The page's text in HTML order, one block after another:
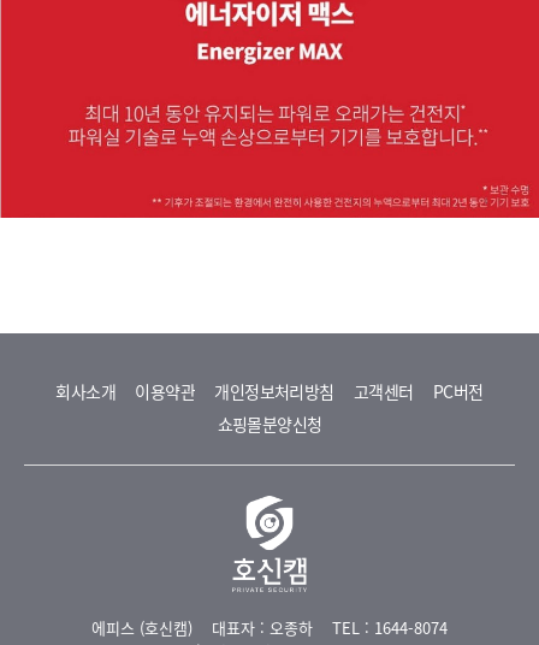
회사소개 이용약관 개인정보처리방침 고객센터
PC버전
쇼핑몰분양신청
에피스 (호신캠) 대표자 : 오종하
TEL : 1644-8074